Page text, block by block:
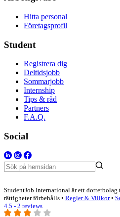
Hitta personal
Företagsprofil
Student
Registrera dig
Deltidsjobb
Sommarjobb
Internship
Tips & råd
Partners
F.A.Q.
Social
StudentJob International är ett
rättigheter förbehålls • Regler & Villkor•
4.5 - 2 reviews